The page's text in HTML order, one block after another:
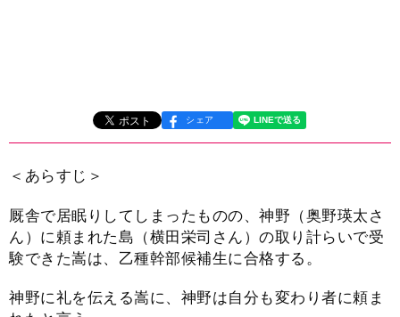
シェア
＜あらすじ＞
厩舎で居眠りしてしまったものの、神野（奥野瑛太さ
ん）に頼まれた島（横田栄司さん）の取り計らいで受
験できた嵩は、乙種幹部候補生に合格する。
神野に礼を伝える嵩に、神野は自分も変わり者に頼ま